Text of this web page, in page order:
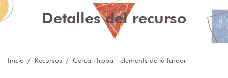
Detalles del recurso
Inicio Recursos Cerca i troba - elements de la tardor